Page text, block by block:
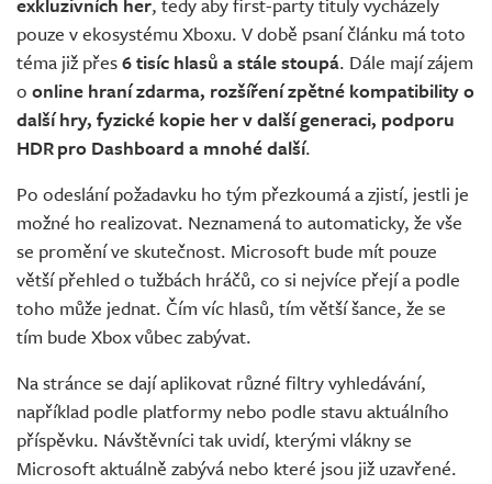
pouze v ekosystému Xboxu. V době psaní článku má toto
téma již přes6 tisíc hlasů a stále stoupá. Dále mají zájem
o online hraní zdarma, rozšíření zpětné kompatibility o
další hry, fyzické kopie her v další generaci, podporu
HDR pro Dashboard a mnohé další.
Po odeslání požadavku ho tým přezkoumá a zjistí, jestli je
možné ho realizovat. Neznamená to automaticky, že vše
se promění ve skutečnost. Microsoft bude mít pouze
větší přehled o tužbách hráčů, co si nejvíce přejí a podle
toho může jednat. Čím víc hlasů, tím větší šance, že se
tím bude Xbox vůbec zabývat.
Na stránce se dají aplikovat různé filtry vyhledávání,
například podle platformy nebo podle stavu aktuálního
příspěvku. Návštěvníci tak uvidí, kterými vlákny se
Microsoft aktuálně zabývá nebo které jsou již uzavřené.